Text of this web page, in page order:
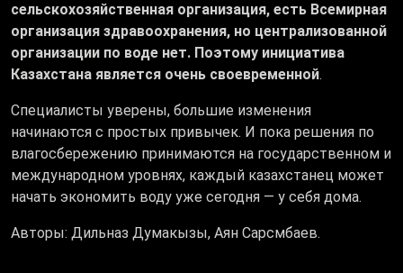
сельскохозяйственная организация, есть Всемирная
организация здравоохранения, но централизованной
организации по воде нет. Поэтому инициатива
Казахстана является очень своевременной.
Специалисты уверены, большие изменения
начинаются с простых привычек. И пока решения по
влагосбережению принимаются на государственном и
международном уровнях, каждый казахстанец может
начать экономить воду уже сегодня — у себя дома.
Авторы: Дильназ Думакызы, Аян Сарсмбаев.